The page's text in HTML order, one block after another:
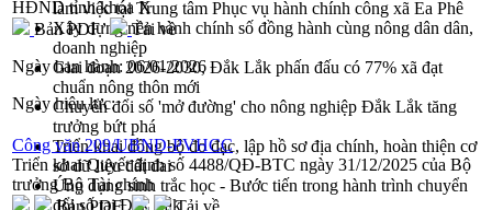
làm việc tại Trung tâm Phục vụ hành chính công xã Ea Phê
Xây dựng nền hành chính số đồng hành cùng nông dân dân,
doanh nghiệp
Giai đoạn 2026-2030, Đắk Lắk phấn đấu có 77% xã đạt
chuẩn nông thôn mới
Chuyển đổi số 'mở đường' cho nông nghiệp Đắk Lắk tăng
trưởng bứt phá
Triển khai đồng bộ đo đạc, lập hồ sơ địa chính, hoàn thiện cơ
sở dữ liệu đất đai
Ứng dụng sinh trắc học - Bước tiến trong hành trình chuyển
đổi số tại Đắk Lắk
HĐND tỉnh khóa X
Bản PDF
Tải về
Ngày ban hành: 06/01/2026
Ngày hiệu lực:
Công văn 209/UBND-PVHCC
Triển khai Quyết định số 4488/QĐ-BTC ngày 31/12/2025 của Bộ
trưởng Bộ Tài chính